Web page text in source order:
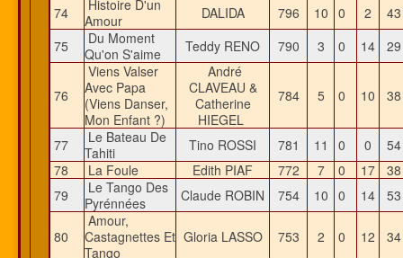
74
Histoire D'un
Amour
DALIDA 796 10 0 2
75
Du Moment
Qu'on S'aime
Teddy RENO 790 3 0 14
76
Viens Valser
Avec Papa
(Viens Danser,
Mon Enfant ?)
André
CLAVEAU &
Catherine
HIEGEL
784 5 0 10
77
Le Bateau De
Tahiti
Tino ROSSI 781 11 0 0
78
La Foule Edith PIAF 772 7 0 17
79
Le Tango Des
Pyrénnées
Claude ROBIN 754 10 0 14
80
Amour,
Castagnettes Et
Tango
Gloria LASSO 753 2 0 12